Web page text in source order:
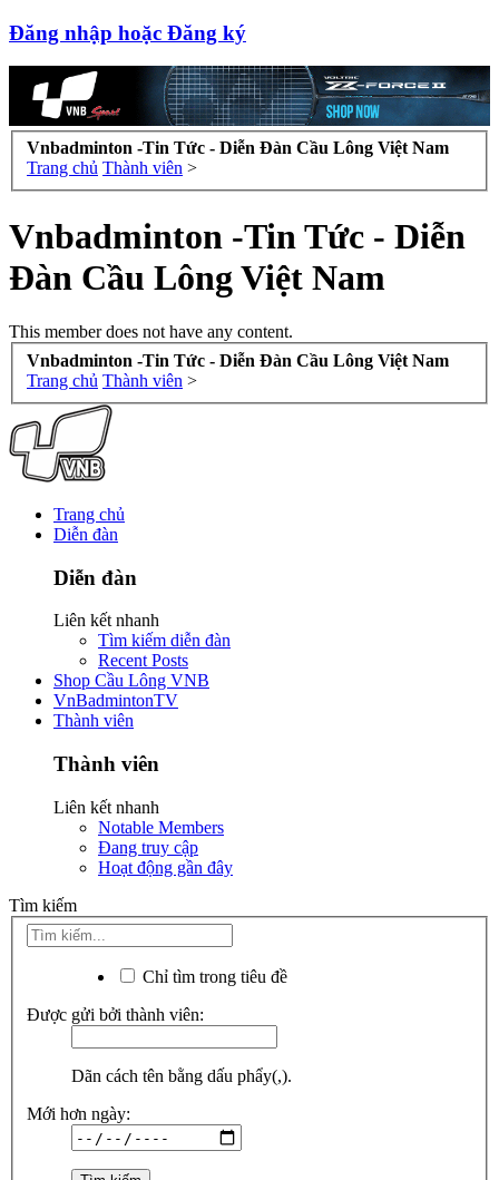
Đăng nhập hoặc Đăng ký
Vnbadminton -Tin Tức - Diễn Đàn Cầu Lông Việt Nam
Trang chủ Thành viên >
Vnbadminton -Tin Tức - Diễn
Đàn Cầu Lông Việt Nam
This member does not have any content.
Vnbadminton -Tin Tức - Diễn Đàn Cầu Lông Việt Nam
Trang chủ Thành viên >
Trang chủ
Diễn đàn
Diễn đàn
Liên kết nhanh
Tìm kiếm diễn đàn
Recent Posts
Shop Cầu Lông VNB
VnBadmintonTV
Thành viên
Thành viên
Liên kết nhanh
Notable Members
Đang truy cập
Hoạt động gần đây
Tìm kiếm
Chỉ tìm trong tiêu đề
Được gửi bởi thành viên:
Dãn cách tên bằng dấu phẩy(,).
Mới hơn ngày: